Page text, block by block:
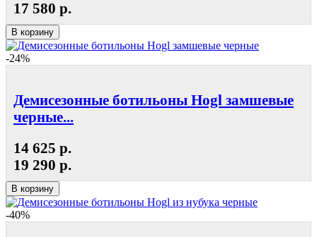
17 580 р.
В корзину
-24%
Демисезонные ботильоны Hogl замшевые
черные...
14 625 р.
19 290 р.
В корзину
-40%